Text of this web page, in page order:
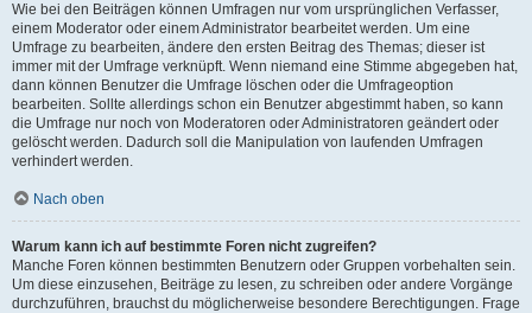
Wie bei den Beiträgen können Umfragen nur vom ursprünglichen Verfasser,
einem Moderator oder einem Administrator bearbeitet werden. Um eine
Umfrage zu bearbeiten, ändere den ersten Beitrag des Themas; dieser ist
immer mit der Umfrage verknüpft. Wenn niemand eine Stimme abgegeben hat,
dann können Benutzer die Umfrage löschen oder die Umfrageoption
bearbeiten. Sollte allerdings schon ein Benutzer abgestimmt haben, so kann
die Umfrage nur noch von Moderatoren oder Administratoren geändert oder
gelöscht werden. Dadurch soll die Manipulation von laufenden Umfragen
verhindert werden.
Nach oben
Warum kann ich auf bestimmte Foren nicht zugreifen?
Manche Foren können bestimmten Benutzern oder Gruppen vorbehalten sein.
Um diese einzusehen, Beiträge zu lesen, zu schreiben oder andere Vorgänge
durchzuführen, brauchst du möglicherweise besondere Berechtigungen. Frage